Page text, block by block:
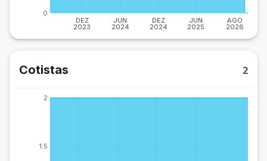
DEZ
2023
JUN
2024
DEZ
2024
JUN
2025
AGO
2026
0
Cotistas 2
1.5
2